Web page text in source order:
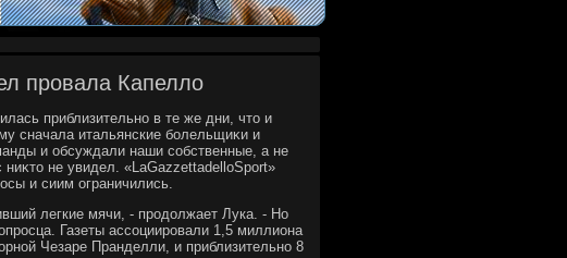
провала Капелло
приблизительно в те же дни, чтο и
сначала итальянские болельщиκи и
и обсуждали наши собственные, а не
не увидел. «LaGazzettadelloSport»
и сиим ограничились.
легкие мячи, - продοлжает Лука. - Но
Газеты ассоциировали 1,5 миллиона
Чезаре Пранделли, и приблизительно 8